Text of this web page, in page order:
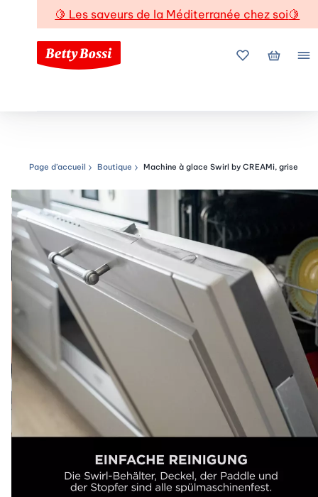
🍋 Les saveurs de la Méditerranée chez soi🍋
Mes favoris
Mon
Chemin de navigation
Page d’accueil Boutique Machine à glace Swirl by CREAMi, grise